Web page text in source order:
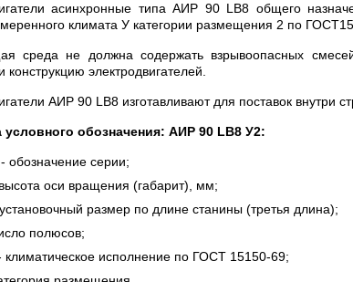
асинхронные типа АИР 90 LB8 общего
климата У категории размещения 2 по
среда не должна содержать взрывоопасных
конструкцию электродвигателей.
АИР 90 LB8 изготавливают для поставок внутри
условного обозначения: АИР 90 LB8 У2:
обозначение серии;
оси вращения (габарит), мм;
размер по длине станины (третья длина);
полюсов;
климатическое исполнение по ГОСТ 15150-69;